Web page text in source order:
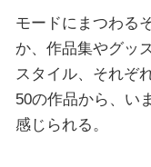
モードにまつわる
か、作品集やグッ
スタイル、それぞ
50の作品から、い
感じられる。